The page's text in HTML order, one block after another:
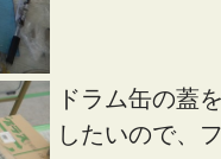
ドラム缶の蓋
したいので、